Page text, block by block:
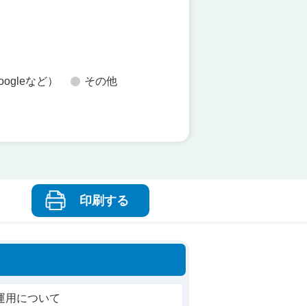
など） その他
印刷する
用について